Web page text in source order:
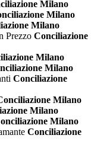
Milano
Milano
Milano
PrezzoConciliazione
Milano
Milano
Conciliazione
Milano
Milano
Milano
Conciliazione